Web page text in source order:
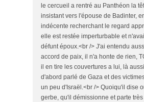
le cercueil a rentré au Panthéon la
insistant vers l'épouse de Badinter,
indécente recherchant le regard
elle est restée imperturbable et
défunt époux.<br /> J'ai entendu
accord de paix, il n'a honte de rien,
il en tire les couvertures a lui, là
d'abord parlé de Gaza et des
un peu d'Israël.<br /> Quoiqu'il dise
gerbe, qu'il démissionne et parte